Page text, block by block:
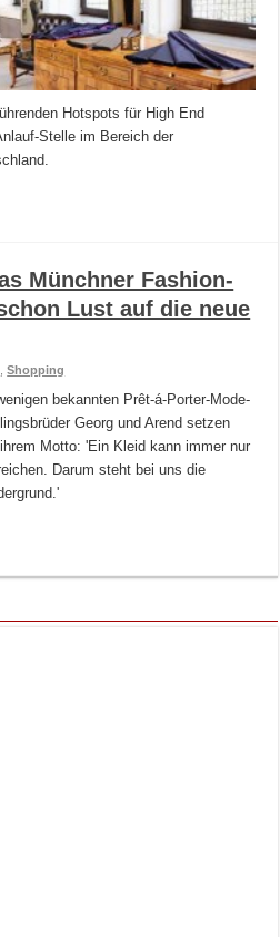
Hotspots für High End
Stelle im Bereich der
Münchner Fashion-
Lust auf die neue
,Shopping
bekannten Prêt-á-Porter-Mode-
Georg und Arend setzen
Motto: 'Ein Kleid kann immer nur
Darum steht bei uns die